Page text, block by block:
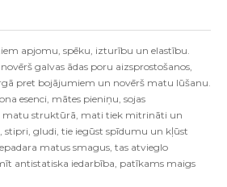
apjomu, spēku, izturību un elastību.
galvas ādas poru aizsprostošanos,
pret bojājumiem un novērš matu lūšanu.
esenci, mātes pieniņu, sojas
matu struktūrā, mati tiek mitrināti un
stipri, gludi, tie iegūst spīdumu un kļūst
matus smagus, tas atvieglo
antistatiska iedarbība, patīkams maigs